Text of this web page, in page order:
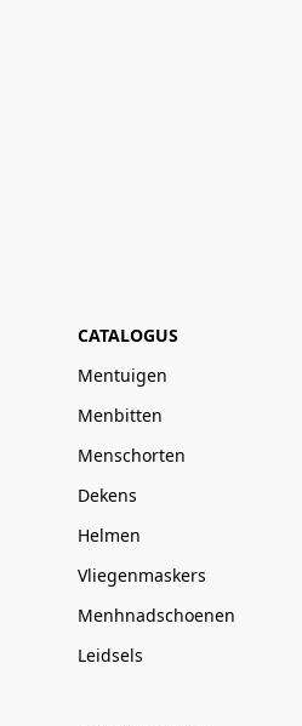
CATALOGUS
Mentuigen
Menbitten
Menschorten
Dekens
Helmen
Vliegenmaskers
Menhnadschoenen
Leidsels